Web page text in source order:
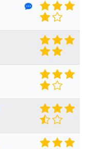
Kommentare